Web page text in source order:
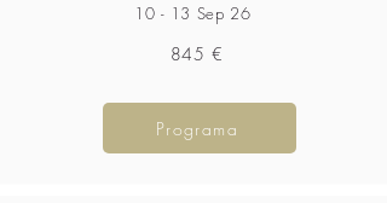
10 - 13 Sep 26
845 €
Programa